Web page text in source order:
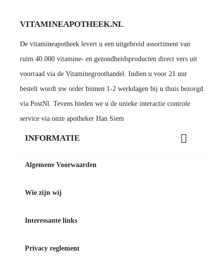
VITAMINEAPOTHEEK.NL
De vitamineapotheek levert u een uitgebreid assortiment van
ruim 40.000 vitamine- en gezondheidsproducten direct vers uit
voorraad via de Vitaminegroothandel. Indien u voor 21 uur
bestelt wordt uw order binnen 1-2 werkdagen bij u thuis bezorgd
via PostNl. Tevens bieden we u de unieke interactie controle
service via onze apotheker Han Siem
INFORMATIE 
Algemene Voorwaarden
Wie zijn wij
Interessante links
Privacy reglement